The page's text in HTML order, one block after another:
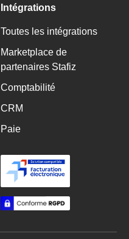
Intégrations
Toutes les intégrations
Marketplace de
partenaires Stafiz
Comptabilité
CRM
Paie